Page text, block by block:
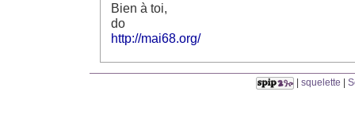
Bien à toi,
do
http://mai68.org/
squelette